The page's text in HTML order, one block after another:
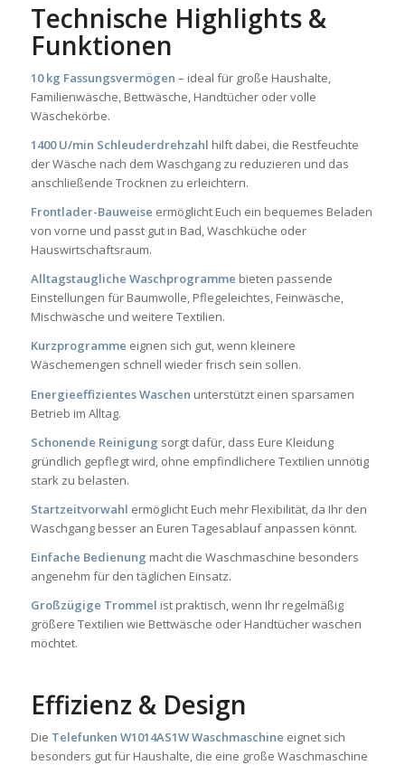
Technische Highlights &
Funktionen
10 kg Fassungsvermögen – ideal für große Haushalte,
Familienwäsche, Bettwäsche, Handtücher oder volle
Wäschekörbe.
1400 U/min Schleuderdrehzahl hilft dabei, die Restfeuchte
der Wäsche nach dem Waschgang zu reduzieren und das
anschließende Trocknen zu erleichtern.
Frontlader-Bauweise ermöglicht Euch ein bequemes Beladen
von vorne und passt gut in Bad, Waschküche oder
Hauswirtschaftsraum.
Alltagstaugliche Waschprogramme bieten passende
Einstellungen für Baumwolle, Pflegeleichtes, Feinwäsche,
Mischwäsche und weitere Textilien.
Kurzprogramme eignen sich gut, wenn kleinere
Wäschemengen schnell wieder frisch sein sollen.
Energieeffizientes Waschen unterstützt einen sparsamen
Betrieb im Alltag.
Schonende Reinigung sorgt dafür, dass Eure Kleidung
gründlich gepflegt wird, ohne empfindlichere Textilien unnötig
stark zu belasten.
Startzeitvorwahl ermöglicht Euch mehr Flexibilität, da Ihr den
Waschgang besser an Euren Tagesablauf anpassen könnt.
Einfache Bedienung macht die Waschmaschine besonders
angenehm für den täglichen Einsatz.
Großzügige Trommel ist praktisch, wenn Ihr regelmäßig
größere Textilien wie Bettwäsche oder Handtücher waschen
möchtet.
Effizienz & Design
Die Telefunken W1014AS1W Waschmaschine eignet sich
besonders gut für Haushalte, die eine große Waschmaschine